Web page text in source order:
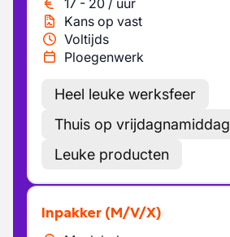
17 - 20 / uur
Kans op vast
Voltijds
Ploegenwerk
Heel leuke werksfeer
Thuis op vrijdagnamiddag
Leuke producten
Inpakker (M/V/X)